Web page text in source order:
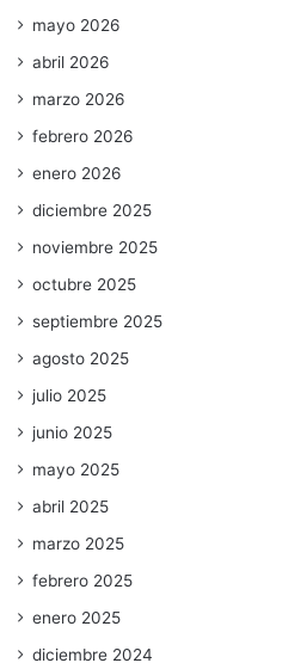
mayo 2026
abril 2026
marzo 2026
febrero 2026
enero 2026
diciembre 2025
noviembre 2025
octubre 2025
septiembre 2025
agosto 2025
julio 2025
junio 2025
mayo 2025
abril 2025
marzo 2025
febrero 2025
enero 2025
diciembre 2024